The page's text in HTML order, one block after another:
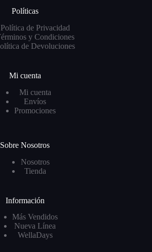
Políticas
Política de Privacidad
y Condiciones
de Devoluciones
Mi cuenta
Mi cuenta
Envíos
Promociones
Sobre Nosotros
Nosotros
Tienda
Información
Más Vendidos
Nueva Línea
WellaDays